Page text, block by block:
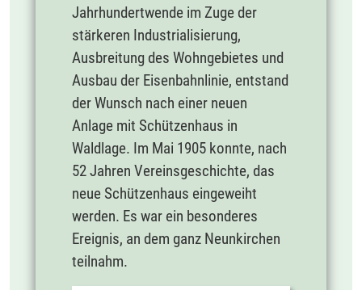
Jahrhundertwende im Zuge der
stärkeren Industrialisierung,
Ausbreitung des Wohngebietes und
Ausbau der Eisenbahnlinie, entstand
der Wunsch nach einer neuen
Anlage mit Schützenhaus in
Waldlage. Im Mai 1905 konnte, nach
52 Jahren Vereinsgeschichte, das
neue Schützenhaus eingeweiht
werden. Es war ein besonderes
Ereignis, an dem ganz Neunkirchen
teilnahm.